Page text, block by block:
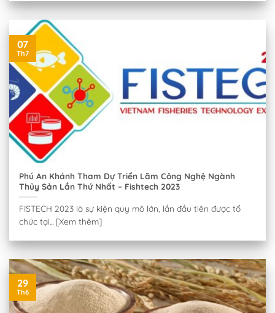
Phú An Khánh Tham Dự Triển Lãm Công Nghệ Ngành
Thủy Sản Lần Thứ Nhất – Fishtech 2023
FISTECH 2023 là sự kiện quy mô lớn, lần đầu tiên được tổ
chức tại... [Xem thêm]
07
Th7
29
Th6